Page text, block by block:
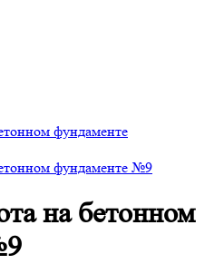
фундаменте
фундаменте №9
на бетонном